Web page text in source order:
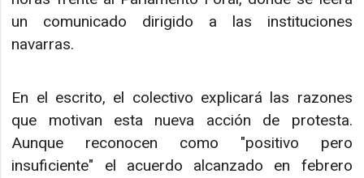
un comunicado dirigido a las instituciones
navarras.
En el escrito, el colectivo explicará las razones
que motivan esta nueva acción de protesta.
Aunque reconocen como "positivo pero
insuficiente" el acuerdo alcanzado en febrero